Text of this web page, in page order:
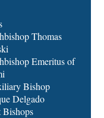
Thomas
Emeritus of
Bishop
Delgado
Bishops